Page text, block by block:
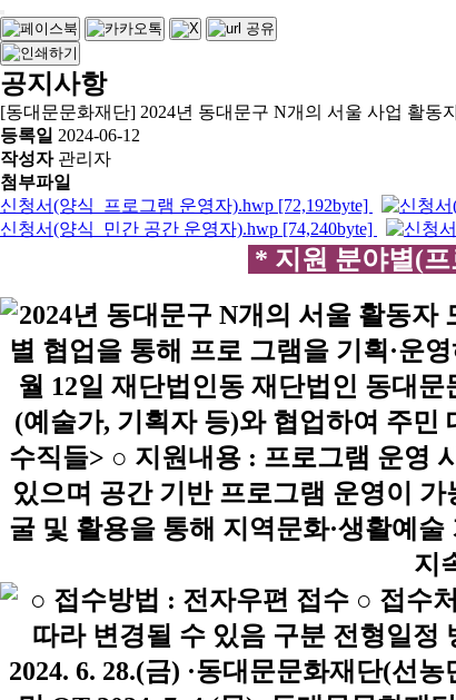
공지사항
[동대문문화재단] 2024년 동대문구 N개의 서울 사업 활동
등록일 2024-06-12
작성자 관리자
첨부파일
신청서(양식_프로그램 운영자).hwp [72,192byte]
신청서(양식_민간 공간 운영자).hwp [74,240byte]
* 지원 분야별(